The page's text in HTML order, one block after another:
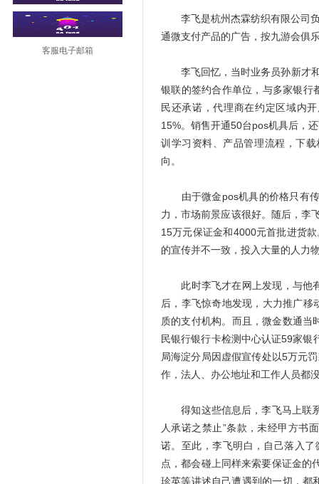
客服电子邮箱
李飞是杭州杰霖纺织有限公司负
通微支付产品的广告，按九游会俱
李飞回忆，当时业务员孙新才和
银联的签约合作单位，与多家银行
民还承诺，代理商在约定区域内
15%。销售开通50台pos机具后，
训学习资料、产品管理流程，下
向。
由于微金pos机具的价格只有传
力，市场前景应该很好。随后，李
15万元保证金和4000元首批进货
的宣传并不一致，投入大量的人力
此时李飞才在网上发现，与他有
后，李飞惊奇地发现，大力推广
质的支付机构。而且，微金数通当
民银行银行卡检测中心认证59家银
局海淀分局因虚假宣传处以5万元
作，法人、办公地址和工作人员都
得知这些信息后，李飞马上联系
人承诺之禁止”条款，未经甲方书
诺。至此，李飞明白，自己落入
点，都会碰上同样来索要保证金的
珍英等讲述自己遭遇到的一切，都